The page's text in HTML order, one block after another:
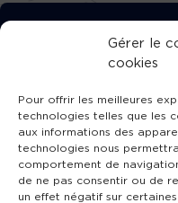
Gérer le
cookies
Pour offrir les meilleures
technologies telles que les
aux informations des
technologies nous
comportement de
de ne pas consentir ou de
un effet négatif sur